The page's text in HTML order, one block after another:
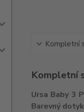
Kompletní
Kompletní
Ursa Baby 3
Barevný